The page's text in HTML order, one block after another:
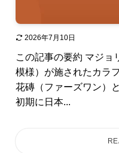
2026年7月10日
この記事の要約 マジョ
模様）が施されたカラ
花磚（ファーズワン）
初期に日本...